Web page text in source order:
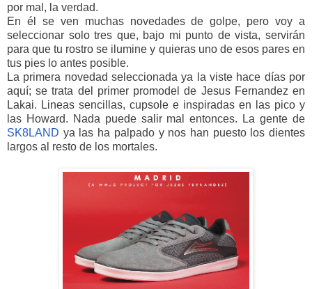
por mal, la verdad.
En él se ven muchas novedades de golpe, pero voy a
seleccionar solo tres que, bajo mi punto de vista, servirán
para que tu rostro se ilumine y quieras uno de esos pares en
tus pies lo antes posible.
La primera novedad seleccionada ya la viste hace días por
aquí; se trata del primer promodel de Jesus Fernandez en
Lakai. Lineas sencillas, cupsole e inspiradas en las pico y
las Howard. Nada puede salir mal entonces. La gente de
SK8LAND ya las ha palpado y nos han puesto los dientes
largos al resto de los mortales.